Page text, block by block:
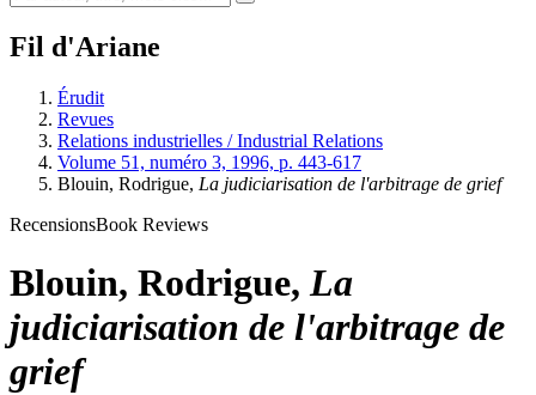
Fil d'Ariane
Érudit
Revues
Relations industrielles / Industrial Relations
Volume 51, numéro 3, 1996, p. 443-617
Blouin, Rodrigue, La judiciarisation de l'arbitrage de grief
RecensionsBook Reviews
Blouin, Rodrigue, La
judiciarisation de l'arbitrage de
grief